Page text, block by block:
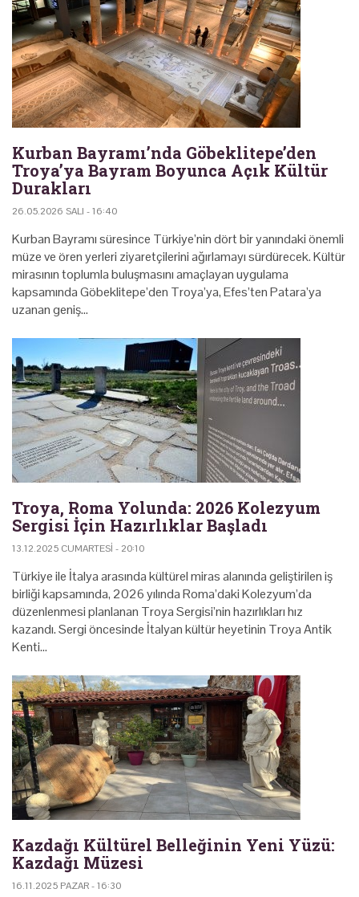
Kurban Bayramı’nda Göbeklitepe’den
Troya’ya Bayram Boyunca Açık Kültür
Durakları
26.05.2026 SALI - 16:40
Kurban Bayramı süresince Türkiye’nin dört bir yanındaki önemli
müze ve ören yerleri ziyaretçilerini ağırlamayı sürdürecek. Kültür
mirasının toplumla buluşmasını amaçlayan uygulama
kapsamında Göbeklitepe’den Troya’ya, Efes’ten Patara’ya
uzanan geniş…
Troya, Roma Yolunda: 2026 Kolezyum
Sergisi İçin Hazırlıklar Başladı
13.12.2025 CUMARTESI - 20:10
Türkiye ile İtalya arasında kültürel miras alanında geliştirilen iş
birliği kapsamında, 2026 yılında Roma’daki Kolezyum’da
düzenlenmesi planlanan Troya Sergisi’nin hazırlıkları hız
kazandı. Sergi öncesinde İtalyan kültür heyetinin Troya Antik
Kenti…
Kazdağı Kültürel Belleğinin Yeni Yüzü:
Kazdağı Müzesi
16.11.2025 PAZAR - 16:30